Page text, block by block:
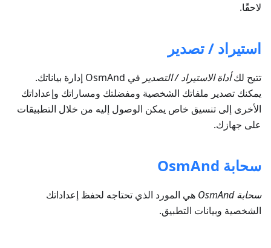
لاحقًا.
استيراد / تصدير
تتيح لكأداة الاستيراد / التصدير
في OsmAnd إدارة بياناتك.
يمكنك تصدير ملفاتك الشخصية ومفضلتك ومساراتك وإعداداتك
الأخرى إلى تنسيق خاص يمكن الوصول إليه من خلال التطبيقات
على جهازك.
سحابة OsmAnd
سحابة OsmAnd
هي المورد الذي تحتاجه لحفظ إعداداتك
الشخصية وبيانات التطبيق.